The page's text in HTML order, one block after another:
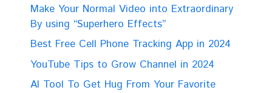
Make Your Normal Video into Extraordinary
By using “Superhero Effects”
Best Free Cell Phone Tracking App in 2024
YouTube Tips to Grow Channel in 2024
AI Tool To Get Hug From Your Favorite